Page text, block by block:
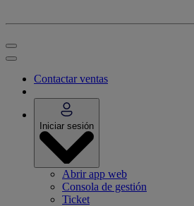
Contactar ventas
Iniciar sesión
Abrir app web
Consola de gestión
Ticket